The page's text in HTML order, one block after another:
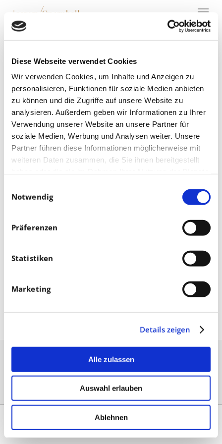
Diese Webseite verwendet Cookies
Wir verwenden Cookies, um Inhalte und Anzeigen zu
personalisieren, Funktionen für soziale Medien anbieten
zu können und die Zugriffe auf unsere Website zu
analysieren. Außerdem geben wir Informationen zu Ihrer
Verwendung unserer Website an unsere Partner für
soziale Medien, Werbung und Analysen weiter. Unsere
Partner führen diese Informationen möglicherweise mit
weiteren Daten zusammen, die Sie ihnen bereitgestellt
Notwendig
Präferenzen
Statistiken
Marketing
Details zeigen
Alle zulassen
Auswahl erlauben
Ablehnen
main
content
Menu
neuer Moderator
des Leipziger
Opernballs
Impressum & AGB|Datenschutz